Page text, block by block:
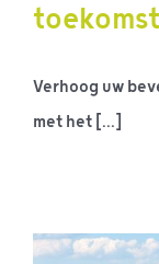
toekomst
Verhoog uw
met het [...]